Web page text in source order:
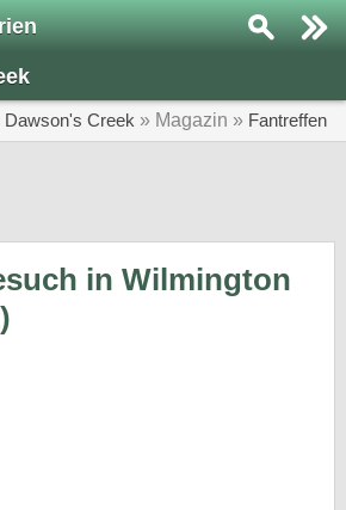
Dawson's Creek » Magazin » Fantreffen
in Wilmington
SERIEN